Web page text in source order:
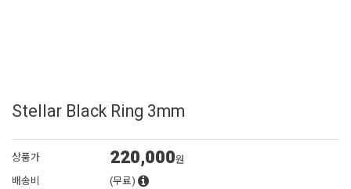
Stellar Black Ring 3mm
상품가 220,000원
배송비
(무료)